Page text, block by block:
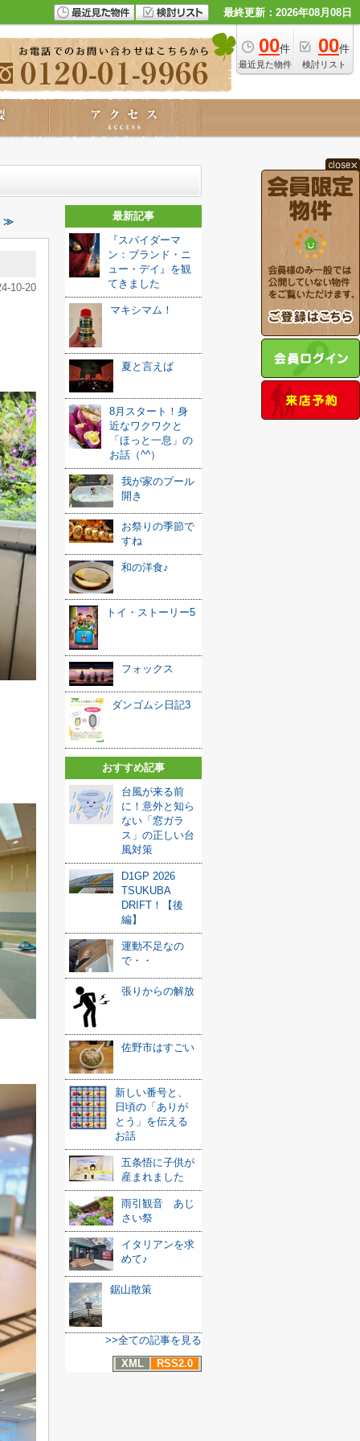
最終更新：2026年08月08日
00件
最近見た物件
00件
検討リスト
≫
10-20
最新記事
『スパイダーマ
ン：ブランド・ニ
ュー・デイ』を観
てきました️
マキシマム！
夏と言えば
8月スタート！身
近なワクワクと
「ほっと一息」の
お話（^^）
我が家のプール
開き
お祭りの季節で
すね
和の洋食♪
トイ・ストーリー5
フォックス
ダンゴムシ日記3
おすすめ記事
台風が来る前
に！意外と知ら
ない「窓ガラ
ス」の正しい台
風対策
D1GP 2026
TSUKUBA
DRIFT！【後
編】
運動不足なの
で・・
張りからの解放
佐野市はすごい
新しい番号と、
日頃の「ありが
とう」を伝える
お話
五条悟に子供が
産まれました
雨引観音 あじ
さい祭
イタリアンを求
めて♪
鋸山散策
>>全ての記事を見る
XML
RSS2.0